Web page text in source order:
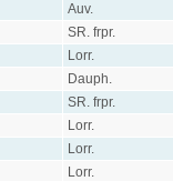
Auv.
SR. frpr.
Lorr.
Dauph.
SR. frpr.
Lorr.
Lorr.
Lorr.